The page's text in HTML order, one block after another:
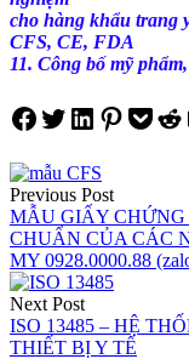
cho hàng khẩu trang
CFS, CE, FDA
11. Công bố mỹ
Share on Facebook
Tweet on Twitter
Share on LinkedIn
Pin onSave toShare
Điều
hướng
bài
viết
Previous Post
MẪU GIẤY
CHUẨN CỦA CÁC
MY 0928.0000.88
Next Post
ISO 13485 – HỆ
THIẾT BỊ Y TẾ